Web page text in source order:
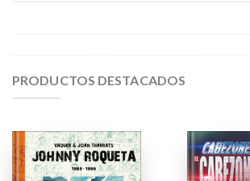
PRODUCTOS DESTACADOS